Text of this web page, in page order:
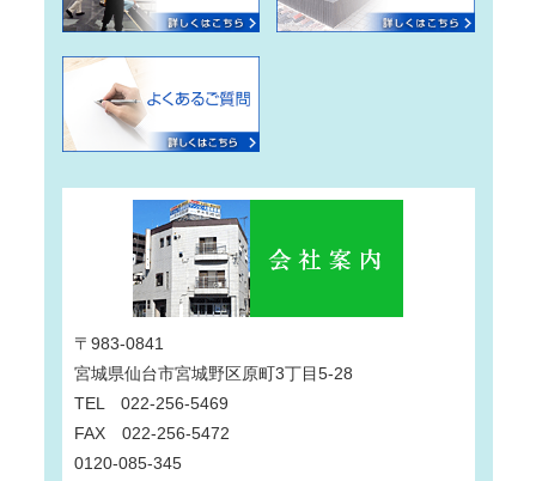
〒983-0841
宮城県仙台市宮城野区原町3丁目5-28
TEL 022-256-5469
FAX 022-256-5472
0120-085-345